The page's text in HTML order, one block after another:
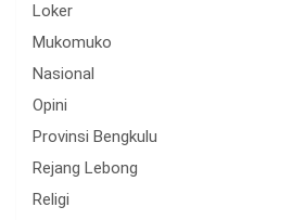
Loker
Mukomuko
Nasional
Opini
Provinsi Bengkulu
Rejang Lebong
Religi